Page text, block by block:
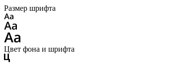
Размер шрифта
Цвет фона и шрифта